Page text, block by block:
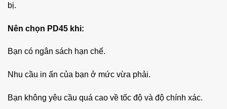
bị.
Nên chọn PD45 khi:
Bạn có ngân sách hạn chế.
Nhu cầu in ấn của bạn ở mức vừa phải.
Bạn không yêu cầu quá cao về tốc độ và độ chính xác.